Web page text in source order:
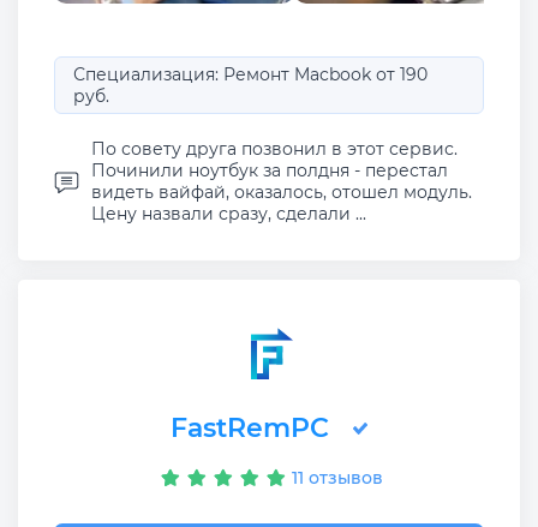
Специализация: Ремонт Macbook от 190
руб.
По совету друга позвонил в этот сервис.
Починили ноутбук за полдня - перестал
видеть вайфай, оказалось, отошел модуль.
Цену назвали сразу, сделали ...
FastRemPC
11 отзывов